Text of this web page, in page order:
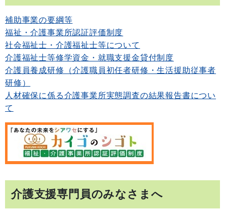
補助事業の要綱等
福祉・介護事業所認証評価制度
社会福祉士・介護福祉士等について
介護福祉士等修学資金・就職支援金貸付制度
介護員養成研修（介護職員初任者研修・生活援助従事者
研修）
人材確保に係る介護事業所実態調査の結果報告書につい
て
介護支援専門員のみなさまへ